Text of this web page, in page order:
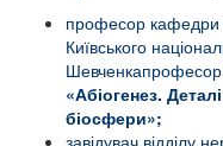
професор кафедри
Київського
Шевченкапрофесор
«Абіогенез.
біосфери»;
завідувач відділу